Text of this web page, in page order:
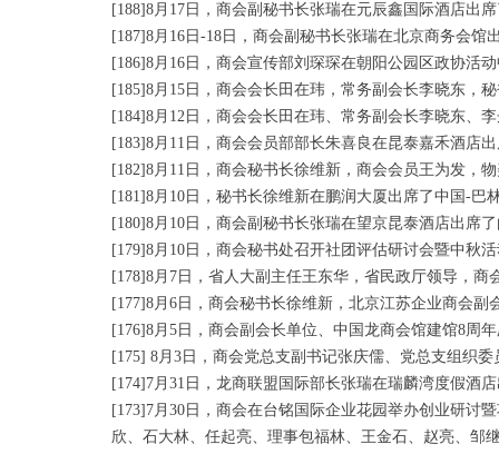
[188]8月17日，商会副秘书长张瑞在元辰鑫国际酒店出
[187]8月16日-18日，商会副秘书长张瑞在北京商务会馆
[186]8月16日，商会宣传部刘琛琛在朝阳公园区政协活
[185]8月15日，商会会长田在玮，常务副会长李晓东，
[184]8月12日，商会会长田在玮、常务副会长李晓东、
[183]8月11日，商会会员部部长朱喜良在昆泰嘉禾酒店
[182]8月11日，商会秘书长徐维新，商会会员王为发，
[181]8月10日，秘书长徐维新在鹏润大厦出席了中国-巴
[180]8月10日，商会副秘书长张瑞在望京昆泰酒店出席
[179]8月10日，商会秘书处召开社团评估研讨会暨中秋
[178]8月7日，省人大副主任王东华，省民政厅领导，
[177]8月6日，商会秘书长徐维新，北京江苏企业商会
[176]8月5日，商会副会长单位、中国龙商会馆建馆8周
[175] 8月3日，商会党总支副书记张庆儒、党总支组织
[174]7月31日，龙商联盟国际部长张瑞在瑞麟湾度假酒
[173]7月30日，商会在台铭国际企业花园举办创业研
欣、石大林、任起亮、理事包福林、王金石、赵亮、邹